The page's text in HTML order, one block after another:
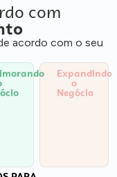
com
acordo com o seu
Expandindo
o
Negócio